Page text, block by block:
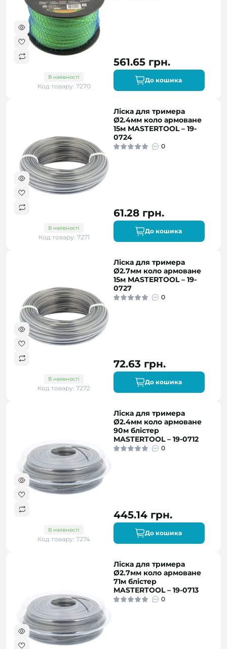
В наявності
Код товару: 7270
561.65 грн.
До кошика
В наявності
Код товару: 7271
Ліска для тримера
Ø2.4мм коло армоване
15м MASTERTOOL – 19-
0724
0
61.28 грн.
До кошика
В наявності
Код товару: 7272
Ліска для тримера
Ø2.7мм коло армоване
15м MASTERTOOL – 19-
0727
0
72.63 грн.
До кошика
В наявності
Код товару: 7274
Ліска для тримера
Ø2.4мм коло армоване
90м блістер
MASTERTOOL – 19-0712
0
445.14 грн.
До кошика
Ліска для тримера
Ø2.7мм коло армоване
71м блістер
MASTERTOOL – 19-0713
0